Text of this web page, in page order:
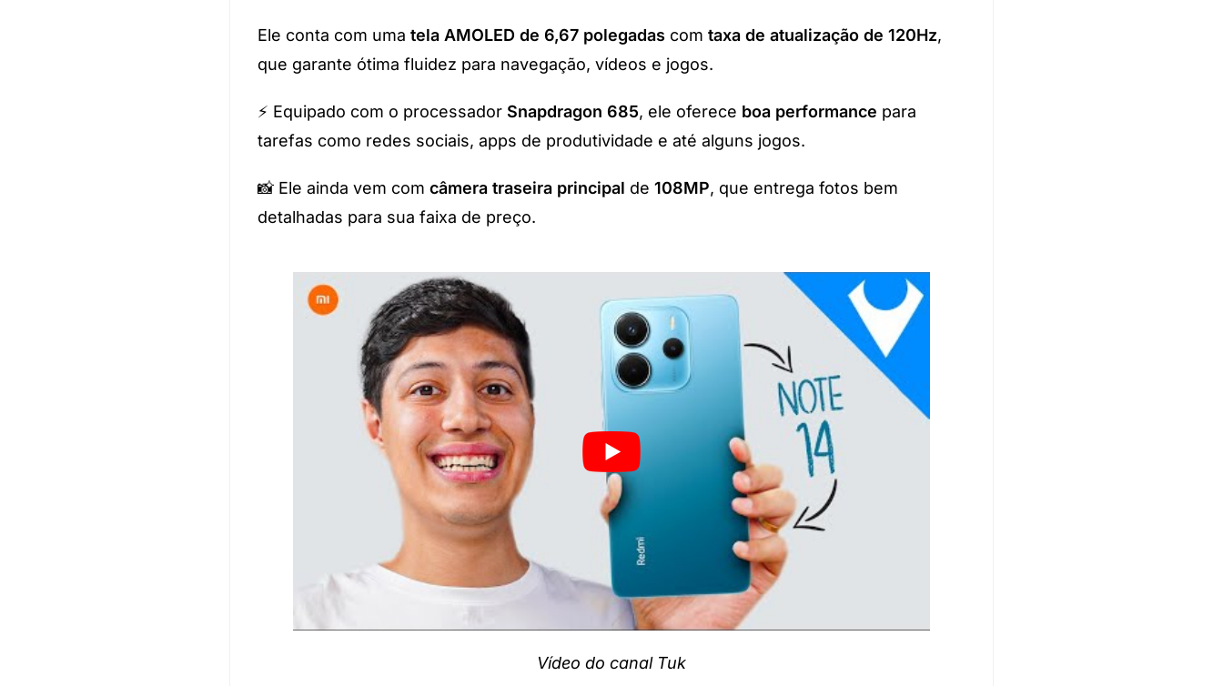
Ele conta com uma tela AMOLED de 6,67 polegadas com taxa de atualização de 120Hz,
que garante ótima fluidez para navegação, vídeos e jogos.
⚡ Equipado com o processador Snapdragon 685, ele oferece boa performance para
tarefas como redes sociais, apps de produtividade e até alguns jogos.
📸 Ele ainda vem com câmera traseira principal de 108MP, que entrega fotos bem
detalhadas para sua faixa de preço.
Vídeo do canal Tuk